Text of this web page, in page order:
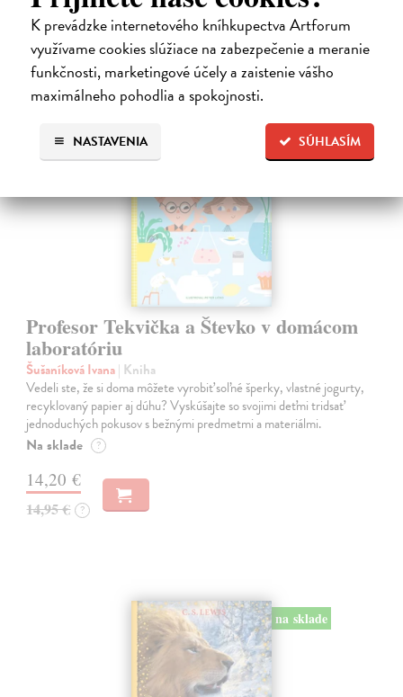
K prevádzke internetového kníhkupectva Artforum
využívame cookies slúžiace na zabezpečenie a meranie
funkčnosti, marketingové účely a zaistenie vášho
maximálneho pohodlia a spokojnosti.
SÚHLASÍM
NASTAVENIA
28,03 €
28,90 € ?
na sklade
Profesor Tekvička a Števko v domácom
laboratóriu
Šušaníková Ivana| Kniha
Vedeli ste, že si doma môžete vyrobiť soľné šperky, vlastné jogurty,
recyklovaný papier aj dúhu? Vyskúšajte so svojimi deťmi tridsať
jednoduchých pokusov s bežnými predmetmi a materiálmi.
Na sklade ?
14,20 €
14,95 € ?
na sklade